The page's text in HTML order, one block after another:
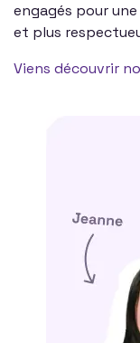
engagés pour
et plus
Viens découvrir